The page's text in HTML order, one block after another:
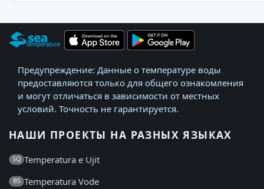
Предупреждение: Данные о температуре воды
предоставляются только для общего ознакомления
и могут отличаться в зависимости от местных
условий. Точность не гарантируется.
НАШИ ПРОЕКТЫ НА РАЗНЫХ ЯЗЫКАХ
SQ Temperatura e Ujit
BS Temperatura Vode